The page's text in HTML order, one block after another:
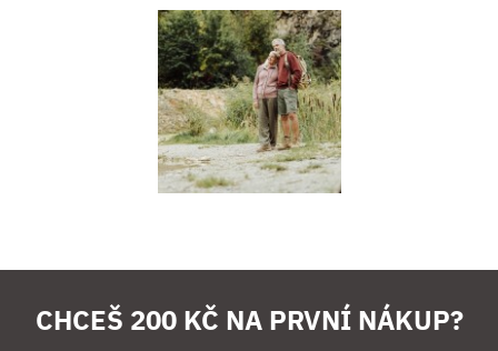
CHCEŠ 200 KČ NA PRVNÍ NÁKUP?